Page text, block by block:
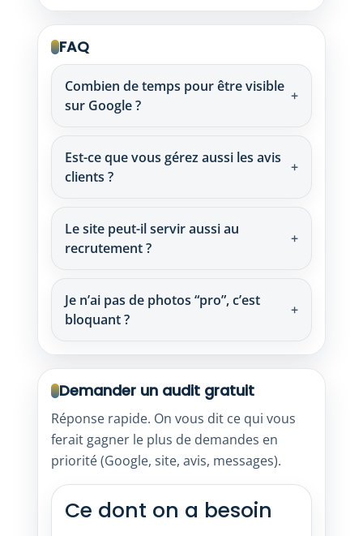
FAQ
Combien de temps pour être visible
sur Google ?
Est-ce que vous gérez aussi les avis
clients ?
Le site peut-il servir aussi au
recrutement ?
Je n’ai pas de photos “pro”, c’est
bloquant ?
Demander un audit gratuit
Réponse rapide. On vous dit ce qui vous
ferait gagner le plus de demandes en
priorité (Google, site, avis, messages).
Ce dont on a besoin